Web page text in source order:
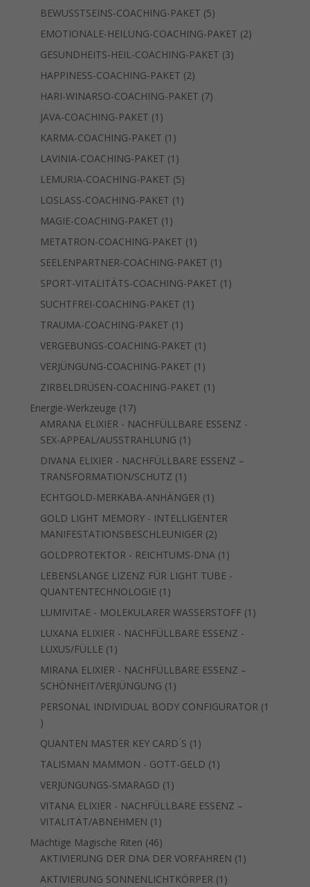
Produkte
BEWUSSTSEINS-COACHING-PAKET 55
Produkte
EMOTIONALE-HEILUNG-COACHING-PAKET 22
GESUNDHEITS-HEIL-COACHING-PAKET 33
HAPPINESS-COACHING-PAKET 22
Produkte
HARI-WINARSO-COACHING-PAKET 77
JAVA-COACHING-PAKET 1 1
Produkt
KARMA-COACHING-PAKET 1 1
Produkt
LAVINIA-COACHING-PAKET 1 1
Produkt
LEMURIA-COACHING-PAKET 55
Produkte
LOSLASS-COACHING-PAKET 1 1
MAGIE-COACHING-PAKET 1 1
Produkt
METATRON-COACHING-PAKET 1 1
Produkt
SEELENPARTNER-COACHING-PAKET 1 1
Produkt
SPORT-VITALITÄTS-COACHING-PAKET 1 1
SUCHTFREI-COACHING-PAKET 1 1
TRAUMA-COACHING-PAKET 1 1
Produkt
VERGEBUNGS-COACHING-PAKET 1 1
Produkt
VERJÜNGUNG-COACHING-PAKET 1 1
Produkt
ZIRBELDRÜSEN-COACHING-PAKET 1 1
Energie-Werkzeuge 1717
Produkte
AMRANA ELIXIER - NACHFÜLLBARE ESSENZ -
SEX-APPEAL/AUSSTRAHLUNG 1 1
Produkt
DIVANA ELIXIER - NACHFÜLLBARE ESSENZ –
TRANSFORMATION/SCHUTZ 1 1
Produkt
ECHTGOLD-MERKABA-ANHÄNGER 1 1
Produkt
GOLD LIGHT MEMORY - INTELLIGENTER
MANIFESTATIONSBESCHLEUNIGER 22
Produkte
GOLDPROTEKTOR - REICHTUMS-DNA 1 1
Produkt
LEBENSLANGE LIZENZ FÜR LIGHT TUBE -
QUANTENTECHNOLOGIE 1 1
Produkt
LUMIVITAE - MOLEKULARER WASSERSTOFF 1 1
LUXANA ELIXIER - NACHFÜLLBARE ESSENZ -
LUXUS/FÜLLE 1 1
Produkt
MIRANA ELIXIER - NACHFÜLLBARE ESSENZ –
SCHÖNHEIT/VERJÜNGUNG 1 1
Produkt
PERSONAL INDIVIDUAL BODY CONFIGURATOR 1
1
Produkt
QUANTEN MASTER KEY CARD ́S 1 1
Produkt
TALISMAN MAMMON - GOTT-GELD 1 1
VERJÜNGUNGS-SMARAGD 1 1
Produkt
VITANA ELIXIER - NACHFÜLLBARE ESSENZ –
VITALITÄT/ABNEHMEN 1 1
Produkt
Mächtige Magische Riten 4646
Produkte
AKTIVIERUNG DER DNA DER VORFAHREN 1 1
AKTIVIERUNG SONNENLICHTKÖRPER 1 1